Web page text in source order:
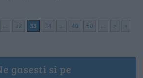
... 32 33 34 ... 40 50 ... > »
gasesti si pe